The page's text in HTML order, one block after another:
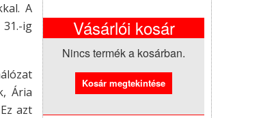
A
ig
Ária
azt
Vásárlói kosár
Nincs termék a kosárban.